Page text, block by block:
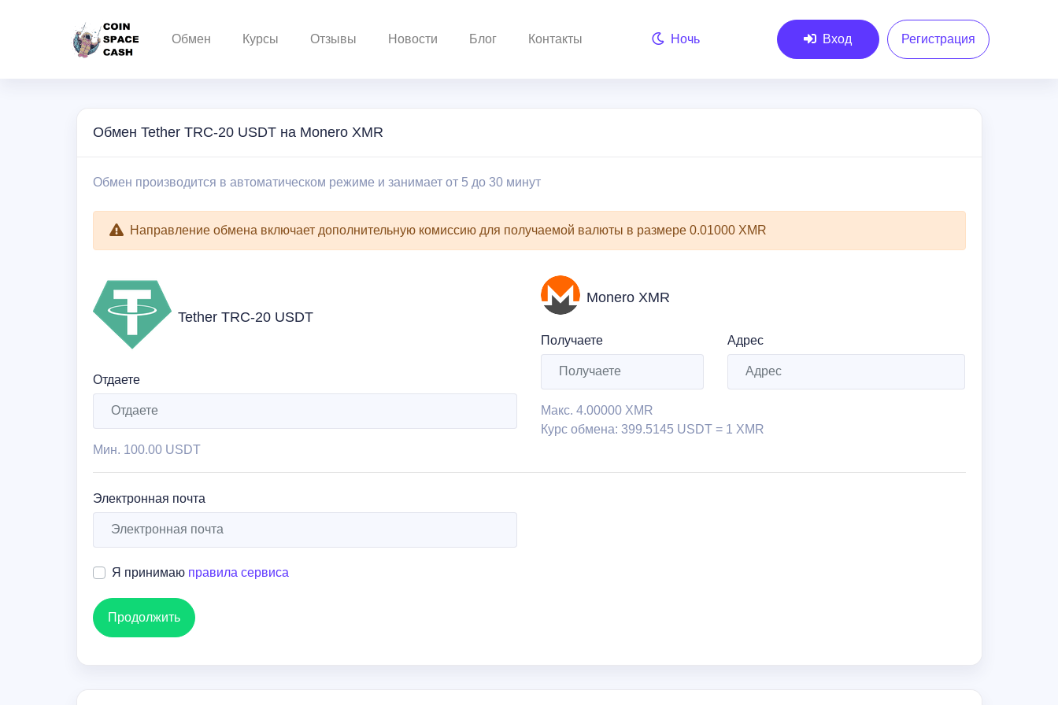
Обмен Курсы Отзывы Новости Блог Контакты Ночь Вход Регистрация
Обмен Tether TRC-20 USDT на Monero XMR
Обмен производится в автоматическом режиме и занимает от 5 до 30 минут
Направление обмена включает дополнительную комиссию для получаемой валюты в размере 0.01000 XMR
Tether TRC-20 USDT
Отдаете
Мин. 100.00 USDT
Monero XMR
Получаете Адрес
Макс. 4.00000 XMR
Курс обмена: 399.5145 USDT = 1 XMR
Электронная почта
Я принимаю правила сервиса
Продолжить